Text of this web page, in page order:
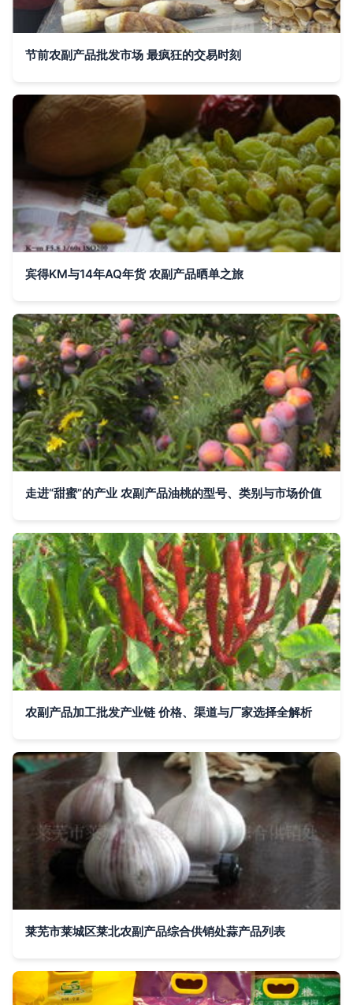
节前农副产品批发市场 最疯狂的交易时刻
宾得KM与14年AQ年货 农副产品晒单之旅
走进“甜蜜”的产业 农副产品油桃的型号、类别与市场价值
农副产品加工批发产业链 价格、渠道与厂家选择全解析
莱芜市莱城区莱北农副产品综合供销处蒜产品列表